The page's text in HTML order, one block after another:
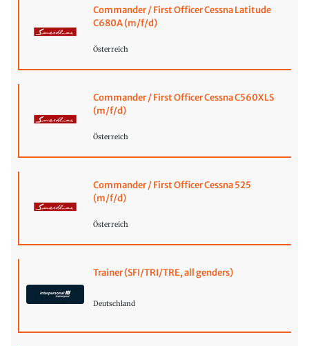
Commander / First Officer Cessna Latitude
C680A (m/f/d)
Österreich
Commander / First Officer Cessna C560XLS
(m/f/d)
Österreich
Commander / First Officer Cessna 525
(m/f/d)
Österreich
Trainer (SFI/TRI/TRE, all genders)
Deutschland